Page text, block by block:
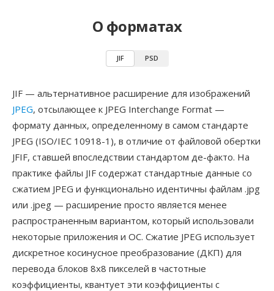
О форматах
JIF PSD
JIF — альтернативное расширение для изображений
JPEG, отсылающее к JPEG Interchange Format —
формату данных, определенному в самом стандарте
JPEG (ISO/IEC 10918-1), в отличие от файловой обертки
JFIF, ставшей впоследствии стандартом де-факто. На
практике файлы JIF содержат стандартные данные со
сжатием JPEG и функционально идентичны файлам .jpg
или .jpeg — расширение просто является менее
распространенным вариантом, который использовали
некоторые приложения и ОС. Сжатие JPEG использует
дискретное косинусное преобразование (ДКП) для
перевода блоков 8x8 пикселей в частотные
коэффициенты, квантует эти коэффициенты с